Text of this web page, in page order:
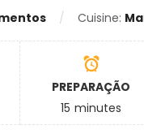
Cuisine:
PREPARAÇÃO
15 minutes